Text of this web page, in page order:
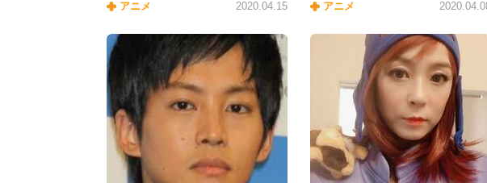
アニメ 2020.04.15 アニメ